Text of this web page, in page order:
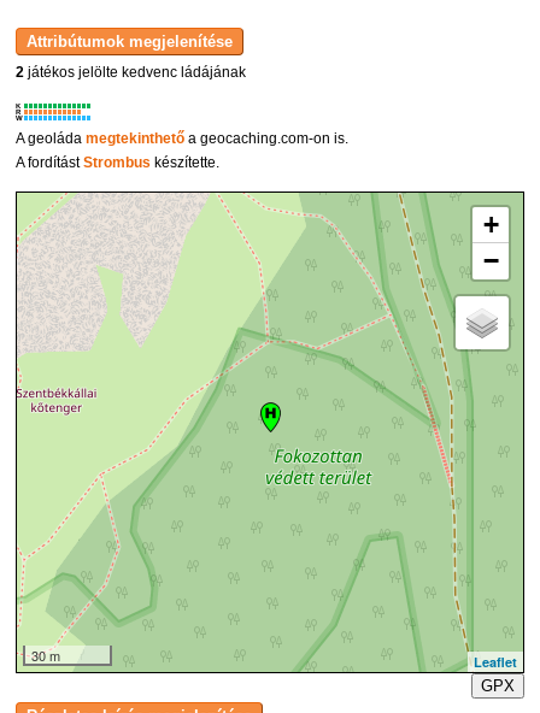
2 játékos jelölte kedvenc ládájának
K
R
W
A geoládamegtekinthető a geocaching.com-on is.
A fordítástStrombus készítette.
+
−
30 m
Leaflet
GPX